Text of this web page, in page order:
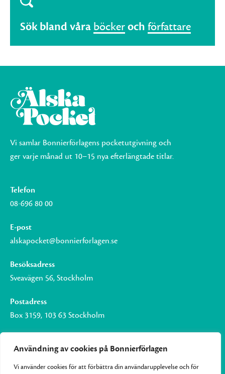
Användning av cookies på Bonnierförlagen
Vi använder cookies för att förbättra din användarupplevelse och för
Sök bland våra böckeroch författare
Vi samlar Bonnierförlagens pocketutgivning och
ger varje månad ut 10–15 nya efterlängtade titlar.
Telefon
08-696 80 00
E-post
alskapocket@bonnierforlagen.se
Besöksadress
Sveavägen 56, Stockholm
Postadress
Box 3159, 103 63 Stockholm
Om Bonnierförlagen